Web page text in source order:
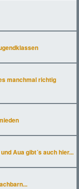
manchmal richtig
Aua gibt´s auch hier...